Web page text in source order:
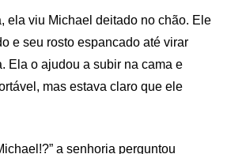
ela viu Michael deitado no chão. Ele
e seu rosto espancado até virar
Ela o ajudou a subir na cama e
mas estava claro que ele
a senhoria perguntou